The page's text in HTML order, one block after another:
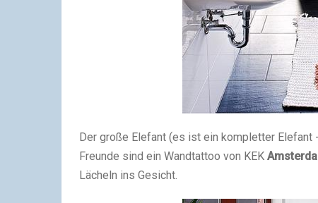
Der große Elefant (es ist ein kompletter
Freunde sind ein Wandtattoo von KEK
Lächeln ins Gesicht.